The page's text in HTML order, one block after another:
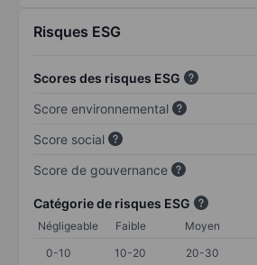
Risques ESG
Scores des risques ESG
Score environnemental
Score social
Score de gouvernance
Catégorie de risques ESG
Négligeable Faible Moyen
0-10
10-20 20-30